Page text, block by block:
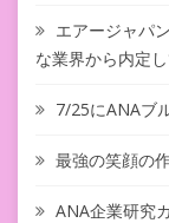
エアージャパ
な業界から内定
7/25にANAブ
最強の笑顔の
ANA企業研究